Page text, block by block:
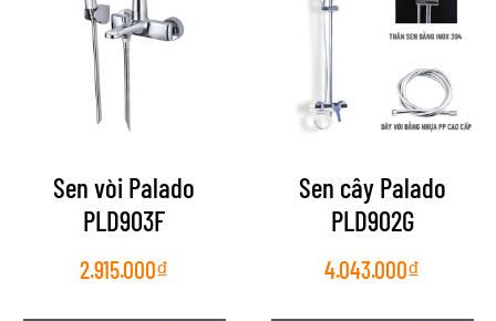
Sen vòi Palado
PLD903F
2.915.000₫
Sen cây Palado
PLD902G
4.043.000₫